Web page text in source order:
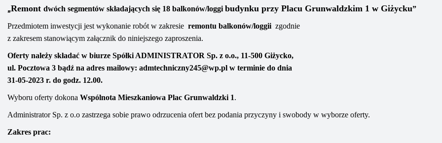
„Remont dwóch segmentów składających się 18 balkonów/loggi budynku przy Placu Grunwaldzkim 1 w Giżycku”
Przedmiotem inwestycji jest wykonanie robót w zakresie remontu balkonów/loggii zgodnie
z zakresem stanowiącym załącznik do niniejszego zaproszenia.
Oferty należy składać w biurze Spółki ADMINISTRATOR Sp. z o.o., 11-500 Giżycko,
ul. Pocztowa 3 bądź na adres mailowy: admtechniczny245@wp.pl w terminie do dnia
31-05-2023 r. do godz. 12.00.
Wyboru oferty dokona Wspólnota Mieszkaniowa Plac Grunwaldzki 1.
Administrator Sp. z o.o zastrzega sobie prawo odrzucenia ofert bez podania przyczyny i swobody w wyborze oferty.
Zakres prac: